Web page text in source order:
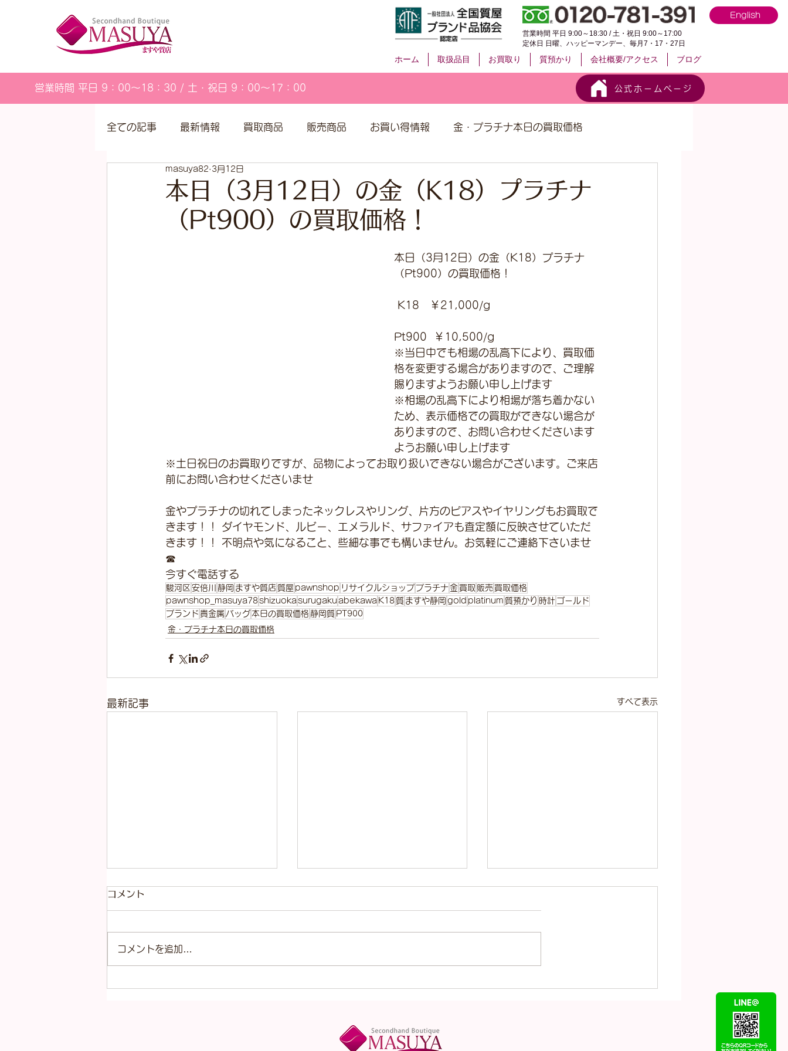
English
営業時間 平日 9:00～18:30 / 土・祝日 9:00～17:00
定休日 日曜、ハッピーマンデー、毎月7・17・27日
ホーム 取扱品目 お買取り 質預かり 会社概要/アクセス ブログ
営業時間 平日 9：00～18：30 / 土・祝日 9：00～17：00 公式ホームページ
全ての記事 最新情報 買取商品 販売商品 お買い得情報 金・プラチナ本日の買取価格
営業カレンダー
本日（3月12日）の金（K18）プラチナ
（Pt900）の買取価格！
masuya82 3月12日
本日（3月12日）の金（K18）プラチナ
（Pt900）の買取価格！
K18　￥21,000/g
Pt900  ￥10,500/g
※当日中でも相場の乱高下により、買取価
格を変更する場合がありますので、ご理解
賜りますようお願い申し上げます
※相場の乱高下により相場が落ち着かない
ため、表示価格での買取ができない場合が
ありますので、お問い合わせくださいます
ようお願い申し上げます
※土日祝日のお買取りですが、品物によってお取り扱いできない場合がございます。ご来店
前にお問い合わせくださいませ
金やプラチナの切れてしまったネックレスやリング、片方のピアスやイヤリングもお買取で
きます！！ ダイヤモンド、ルビー、エメラルド、サファイアも査定額に反映させていただ
きます！！ 不明点や気になること、些細な事でも構いません。お気軽にご連絡下さいませ
☎
今すぐ電話する
駿河区 安倍川 静岡 ますや質店 質屋 pawnshop リサイクルショップ プラチナ 金 買取 販売 買取価格
pawnshop_masuya78shizuokasurugaku abekawa K18質 ますや静岡 gold platinum 質預かり 時計 ゴールド
ブランド 貴金属 バッグ 本日の買取価格 静岡質 PT900
金・プラチナ本日の買取価格
最新記事 すべて表示
本日（8月4日）の金
本日（8月1日）の金
（Pt900）の買取価格！
本日（7月31日）の金
コメント
コメントを追加…